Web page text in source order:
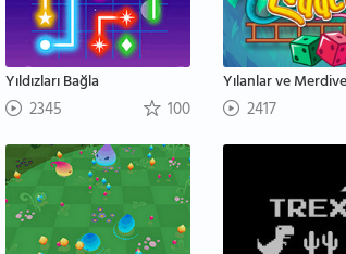
Yıldızları Bağla
2345 100 2417